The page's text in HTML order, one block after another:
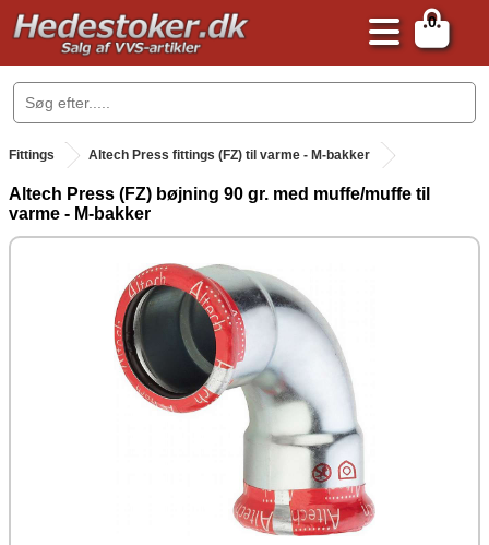
0
.
Fittings Altech Press fittings (FZ) til varme - M-bakker
Altech Press (FZ) bøjning 90 gr. med muffe/muffe til
varme - M-bakker